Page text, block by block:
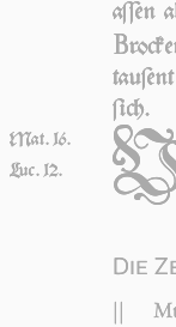
B
ſich.
Mat. 16.
Luc. 12.
Die
||